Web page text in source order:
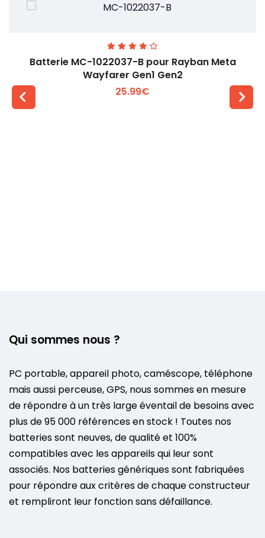
Batterie MC-1022037-B pour Rayban Meta
Wayfarer Gen1 Gen2
25.99€
Qui sommes nous ?
PC portable, appareil photo, caméscope, téléphone
mais aussi perceuse, GPS, nous sommes en mesure
de répondre à un très large éventail de besoins avec
plus de 95 000 références en stock ! Toutes nos
batteries sont neuves, de qualité et 100%
compatibles avec les appareils qui leur sont
associés. Nos batteries génériques sont fabriquées
pour répondre aux critères de chaque constructeur
et rempliront leur fonction sans défaillance.